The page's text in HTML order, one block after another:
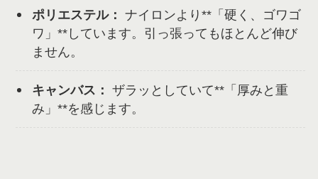
ポリエステル： ナイロンより**「硬く、ゴワゴ
ワ」**しています。引っ張ってもほとんど伸び
ません。
キャンバス： ザラッとしていて**「厚みと重
み」**を感じます。